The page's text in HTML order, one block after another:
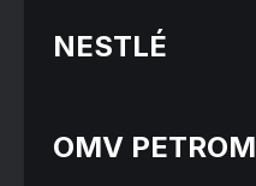
NESTLÉ
OMV PETROM